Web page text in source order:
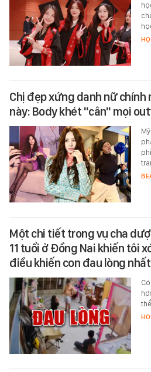
Chị đẹp xứng danh nữ chính
này: Body khét "cân" mọi
Một chi tiết trong vụ cha
11 tuổi ở Đồng Nai khiến tôi
điều khiến con đau lòng nhất